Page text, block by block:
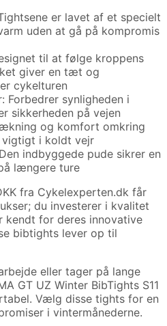
er lavet af et specielt
uden at gå på kompromis
til at følge kroppens
giver en tæt og
cykelturen
Forbedrer synligheden i
sikkerheden på vejen
og komfort omkring
i koldt vejr
indbyggede pude sikrer en
længere ture
fra Cykelexperten.dk får
du investerer i kvalitet
kendt for deres innovative
bibtights lever op til
eller tager på lange
GT UZ Winter BibTights S11
Vælg disse tights for en
i vintermånederne.